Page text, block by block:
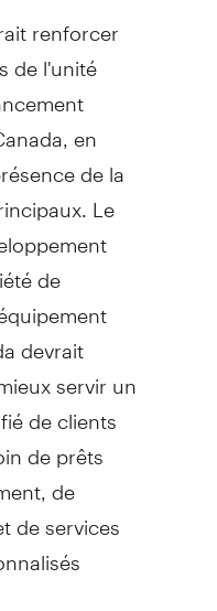
renforcer
de l'unité
, en
de la
Le
de
devrait
servir un
de clients
de prêts
de
de services